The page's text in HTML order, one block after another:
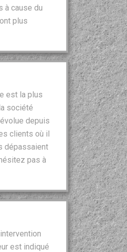
à cause du
plus
est la plus
société
depuis
clients où il
dépassaient
pas à
est indiqué